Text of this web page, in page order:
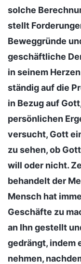
solche
stellt
Beweggründe
geschäftliche
in seinem
ständig auf die
in Bezug auf
persönlichen
versucht, Gott
zu sehen, ob
will oder nicht.
behandelt der
Mensch hat
Geschäfte zu
an Ihn gestellt
gedrängt, indem
nehmen,